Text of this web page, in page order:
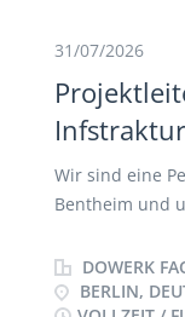
31/07/2026
Wir sind eine
Bentheim und
Positionen. Wir
Arbeitgeber
DOWERK
BERLIN,